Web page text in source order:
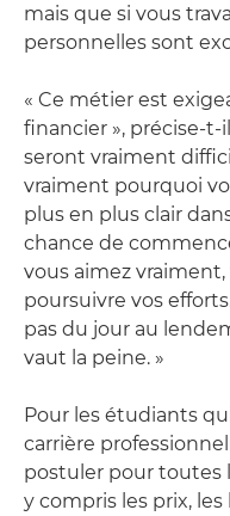
mais que si vous
personnelles sont
« Ce métier est
financier », précise-t-
seront vraiment
vraiment pourquoi
plus en plus clair
chance de
vous aimez
poursuivre vos
pas du jour au
vaut la peine. »
Pour les étudiants
carrière
postuler pour toutes
y compris les prix,